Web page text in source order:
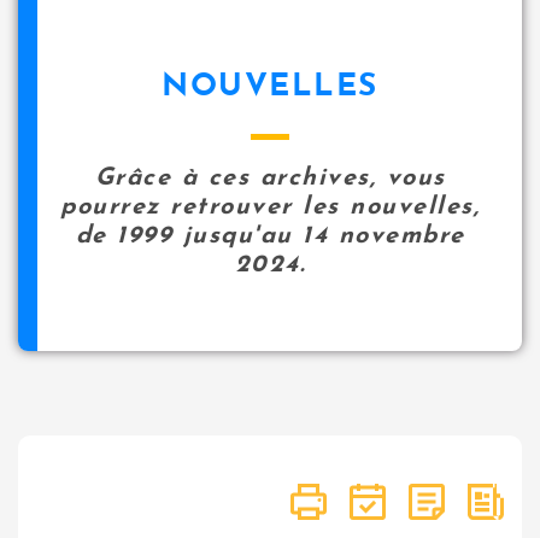
NOUVELLES
Grâce à ces archives, vous
pourrez retrouver les nouvelles,
de 1999 jusqu'au 14 novembre
2024.